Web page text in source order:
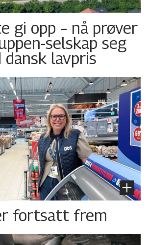
gi opp – nå prøver
selskap seg
dansk lavpris
fortsatt frem